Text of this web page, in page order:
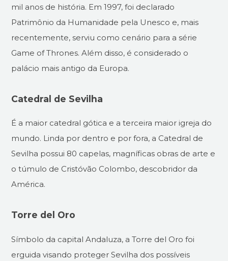
mil anos de história. Em 1997, foi declarado
Patrimônio da Humanidade pela Unesco e, mais
recentemente, serviu como cenário para a série
Game of Thrones. Além disso, é considerado o
palácio mais antigo da Europa.
Catedral de Sevilha
É a maior catedral gótica e a terceira maior igreja do
mundo. Linda por dentro e por fora, a Catedral de
Sevilha possui 80 capelas, magníficas obras de arte e
o túmulo de Cristóvão Colombo, descobridor da
América.
Torre del Oro
Símbolo da capital Andaluza, a Torre del Oro foi
erguida visando proteger Sevilha dos possíveis